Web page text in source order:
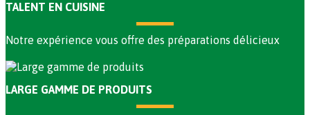
TALENT EN CUISINE
Notre expérience vous offre des préparations délicieux
LARGE GAMME DE PRODUITS